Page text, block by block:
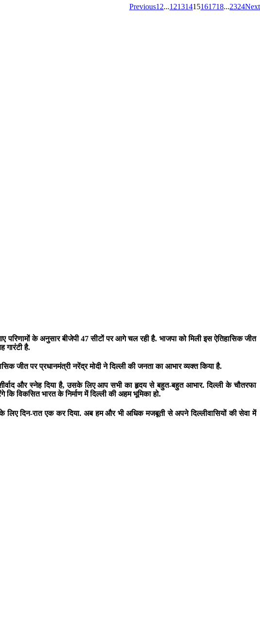
Previous1 2...12131415161718...2324Next
के अनुसार बीजेपी 47 सीटों पर आगे चल रही है. भाजपा को मिली इस ऐतिहासिक जीत
गारंटी है.
जीत पर प्रधानमंत्री नरेंद्र मोदी ने दिल्ली की जनता का आभार व्यक्त किया है.
और स्नेह दिया है, उसके लिए आप सभी का हृदय से बहुत-बहुत आभार. दिल्ली के चौतरफा
विकसित भारत के निर्माण में दिल्ली की अहम भूमिका हो.
के लिए दिन-रात एक कर दिया. अब हम और भी अधिक मजबूती से अपने दिल्लीवासियों की सेवा में